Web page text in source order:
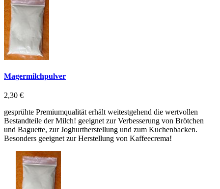
Magermilchpulver
2,30 €
gesprühte Premiumqualität erhält weitestgehend die wertvollen
Bestandteile der Milch! geeignet zur Verbesserung von Brötchen
und Baguette, zur Joghurtherstellung und zum Kuchenbacken.
Besonders geeignet zur Herstellung von Kaffeecrema!